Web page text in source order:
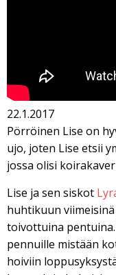
22.1.2017
Pörröinen Lise on
ujo, joten Lise etsii
jossa olisi
Lise ja sen siskot
huhtikuun
toivottuina
pennuille mistään
hoiviin